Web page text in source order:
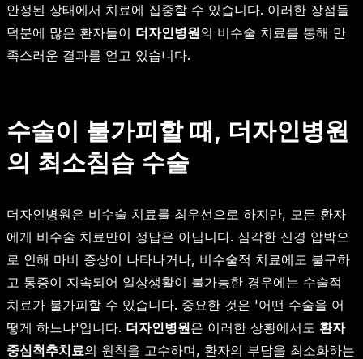
안정된 상태에서 치료에 집중할 수 있습니다. 이러한 장점들
덕분에 많은 환자들이 더자인병원의 비수술 치료를 통해 만
족스러운 결과를 얻고 있습니다.
수술이 불가피할 때, 더자인병원
의 최소침습 수술
더자인병원은 비수술 치료를 최우선으로 하지만, 모든 환자
에게 비수술 치료만이 정답은 아닙니다. 심각한 신경 압박으
로 인해 마비 증상이 나타나거나, 비수술적 치료에도 불구하
고 통증이 지속되어 일상생활이 불가능한 경우에는 수술적
치료가 불가피할 수 있습니다. 중요한 것은 '어떤 수술을 어
떻게 하느냐'입니다. 더자인병원은 이러한 상황에서도 환자
중심척추치료의 원칙을 고수하며, 환자의 부담을 최소화하는